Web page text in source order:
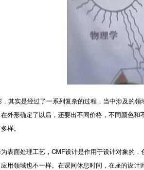
实是经过了一系列复杂的过程，当中涉及的领
外形确定了以后，还要出不同价格，不同颜色
样。
面处理工艺，CMF设计是作用于设计对象的，
用领域也不一样。在课间休息时间，在座的设